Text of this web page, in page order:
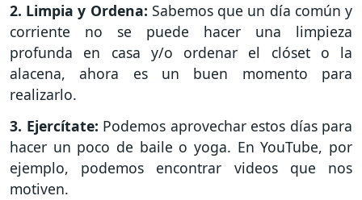
2. Limpia y Ordena: Sabemos que un día común y
corriente no se puede hacer una limpieza
profunda en casa y/o ordenar el clóset o la
alacena, ahora es un buen momento para
realizarlo.
3. Ejercítate: Podemos aprovechar estos días para
hacer un poco de baile o yoga. En YouTube, por
ejemplo, podemos encontrar videos que nos
motiven.